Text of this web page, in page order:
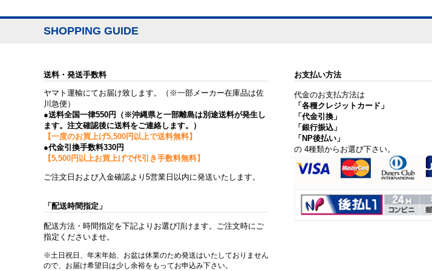
SHOPPING GUIDE
送料・発送手数料
ヤマト運輸にてお届け致します。（※一部メーカー在庫品は佐
川急便）
●送料全国一律550円（※沖縄県と一部離島は別途送料が発生し
ます。注文確認後に送料をご連絡します。）
【一度のお買上げ5,500円以上で送料無料】
●代金引換手数料330円
【5,500円以上お買上げで代引き手数料無料】
ご注文日および入金確認より5営業日以内に発送いたします。
「配送時間指定」
配送方法・時間指定を下記よりお選び頂けます。ご注文時にご
指定くださいませ。
※土日祝日、年末年始、お盆は休業のため発送はいたしておりません
ので、お届け希望日は少し余裕をもってお申込み下さい。
お支払い方法
代金のお支払方法は
「各種クレジットカード」
「代金引換」
「銀行振込」
「NP後払い」
の 4種類からお選び下さい。